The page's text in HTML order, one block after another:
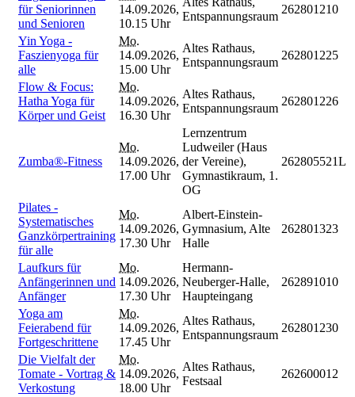
für Seniorinnen
und Senioren
14.09.2026,
10.15 Uhr
Entspannungsraum
262801210
Yin Yoga -
Faszienyoga für
alle
Mo.
14.09.2026,
15.00 Uhr
Altes Rathaus,
Entspannungsraum
262801225
Flow & Focus:
Hatha Yoga für
Körper und Geist
Mo.
14.09.2026,
16.30 Uhr
Altes Rathaus,
Entspannungsraum
262801226
Zumba®-Fitness
Mo.
14.09.2026,
17.00 Uhr
Lernzentrum
Ludweiler (Haus
der Vereine),
Gymnastikraum, 1.
OG
262805521L
Pilates -
Systematisches
Ganzkörpertraining
für alle
Mo.
14.09.2026,
17.30 Uhr
Albert-Einstein-
Gymnasium, Alte
Halle
262801323
Laufkurs für
Anfängerinnen und
Anfänger
Mo.
14.09.2026,
17.30 Uhr
Hermann-
Neuberger-Halle,
Haupteingang
262891010
Yoga am
Feierabend für
Fortgeschrittene
Mo.
14.09.2026,
17.45 Uhr
Altes Rathaus,
Entspannungsraum
262801230
Die Vielfalt der
Tomate - Vortrag &
Verkostung
Mo.
14.09.2026,
18.00 Uhr
Altes Rathaus,
Festsaal
262600012